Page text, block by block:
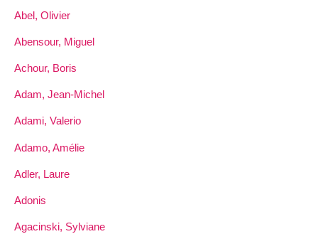
Abel, Olivier
Abensour, Miguel
Achour, Boris
Adam, Jean-Michel
Adami, Valerio
Adamo, Amélie
Adler, Laure
Adonis
Agacinski, Sylviane